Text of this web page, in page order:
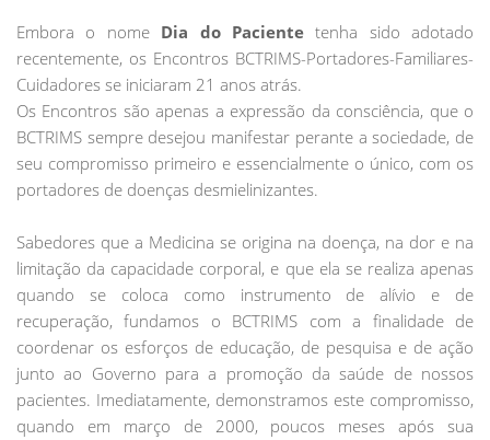
Embora o nome Dia do Pacientetenha sido adotado
recentemente, os Encontros BCTRIMS-Portadores-Familiares-
Cuidadores se iniciaram 21 anos atrás.
Os Encontros são apenas a expressão da consciência, que o
BCTRIMS sempre desejou manifestar perante a sociedade, de
seu compromisso primeiro e essencialmente o único, com os
portadores de doenças desmielinizantes.
Sabedores que a Medicina se origina na doença, na dor e na
limitação da capacidade corporal, e que ela se realiza apenas
quando se coloca como instrumento de alívio e de
recuperação, fundamos o BCTRIMS com a finalidade de
coordenar os esforços de educação, de pesquisa e de ação
junto ao Governo para a promoção da saúde de nossos
pacientes. Imediatamente, demonstramos este compromisso,
quando em março de 2000, poucos meses após sua